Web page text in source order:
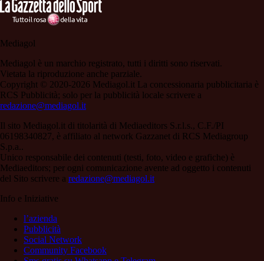
Mediagol
Mediagol è un marchio registrato, tutti i diritti sono riservati.
Vietata la riproduzione anche parziale.
Copyright © 2020-2026 Mediagol.it La concessionaria pubblicitaria è
RCS Pubblicità; solo per la pubblicità locale scrivere a
redazione@mediagol.it
Il sito Mediagol.it di titolarità di Mediaeditors S.r.l.s., C.F./PI
06198340827, è affiliato al network Gazzanet di RCS Mediagroup
S.p.a..
Unico responsabile dei contenuti (testi, foto, video e grafiche) è
Mediaeditors; per ogni comunicazione avente ad oggetto i contenuti
del Sito scrivere a redazione@mediagol.it
Info e Iniziative
l’azienda
Pubblicità
Social Network
Community Facebook